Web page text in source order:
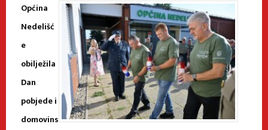
Općina
Nedelišć
e
obilježila
Dan
pobjede i
domovins